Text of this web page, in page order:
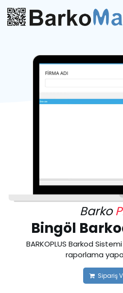
Barko
Bingöl
BARKOPLUS Barkod
raporlama
Sipariş